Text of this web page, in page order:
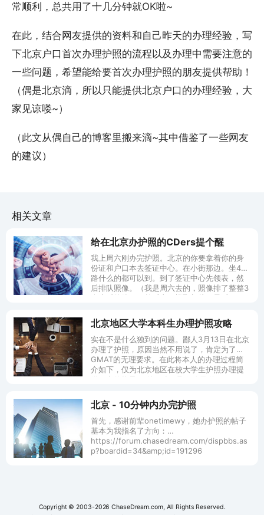
常顺利，总共用了十几分钟就OK啦~
在此，结合网友提供的资料和自己昨天的办理经验，写
下北京户口首次办理护照的流程以及办理中需要注意的
一些问题，希望能给要首次办理护照的朋友提供帮助！
（偶是北京滴，所以只能提供北京户口的办理经验，大
家见谅喽~）
（此文从偶自己的博客里搬来滴~其中借鉴了一些网友
的建议）
相关文章
给在北京办护照的CDers提个醒
我上周六刚办完护照。北京的你要拿着你的身
份证和户口本去签证中心。在小街那边。坐44
路什么的都可以到。到了签证中心先领表，然
后排队照像。（我是周六去的，照像排了整整3
个小时的队。）然后去一楼取相片，最后
北京地区大学本科生办理护照攻略
实在不是什么独到的问题。鄙人3月13日在北京
办理了护照，原因当然不用说了，肯定为了
GMAT的无理要求。在此将本人的办理过程简
介如下，仅为北京地区在校大学生护照办理提
供一定的指导。 第一步：取得自己的
北京 - 10分钟内办完护照
首先，感谢前辈onetimewy，她办护照的帖子
基本为我指名了方向：
https://forum.chasedream.com/dispbbs.as
p?boardid=34&amp;id=191296
Copyright © 2003-2026 ChaseDream.com, All Rights Reserved.